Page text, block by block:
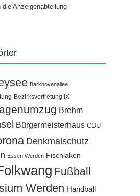
die Anzeigenabteilung
Barkhovenallee
Bezirksvertretung IX
Brehm
Bürgermeisterhaus CDU
Denkmalschutz
Essen Werden Fischlaken
Fußball
Werden Handball